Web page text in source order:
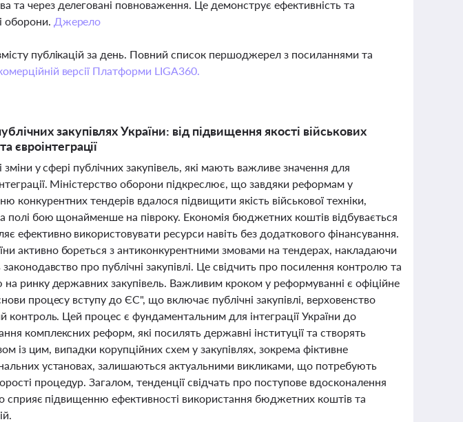
та через делеговані повноваження. Це демонструє ефективність та
оборони. Джерело
публікацій за день. Повний список першоджерел з посиланнями та
версії Платформи LIGA360.
закупівлях України: від підвищення якості військових
євроінтеграції
зміни у сфері публічних закупівель, які мають важливе значення для
Міністерство оборони підкреслює, що завдяки реформам у
конкурентних тендерів вдалося підвищити якість військової техніки,
полі бою щонайменше на півроку. Економія бюджетних коштів відбувається
ефективно використовувати ресурси навіть без додаткового фінансування.
активно бореться з антиконкурентними змовами на тендерах, накладаючи
про публічні закупівлі. Це свідчить про посилення контролю та
на ринку державних закупівель. Важливим кроком у реформуванні є офіційне
процесу вступу до ЄС", що включає публічні закупівлі, верховенство
контроль. Цей процес є фундаментальним для інтеграції України до
комплексних реформ, які посилять державні інституції та створять
із цим, випадки корупційних схем у закупівлях, зокрема фіктивне
установах, залишаються актуальними викликами, що потребують
процедур. Загалом, тенденції свідчать про поступове вдосконалення
сприяє підвищенню ефективності використання бюджетних коштів та